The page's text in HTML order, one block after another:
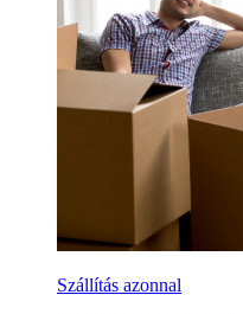
Szállítás azonnal